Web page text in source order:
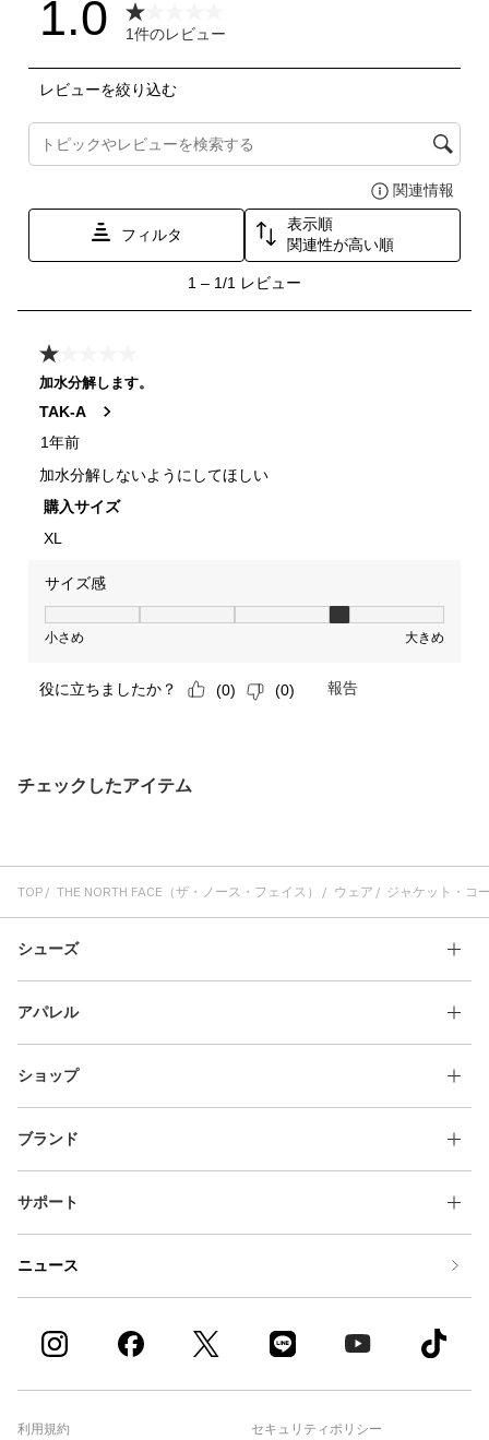
チェックしたアイテム
TOP THE NORTH FACE（ザ・ノース・フェイス） ウェア ジャケット・コ
シューズ
アパレル
ショップ
ブランド
サポート
ニュース
利用規約 セキュリティポリシー